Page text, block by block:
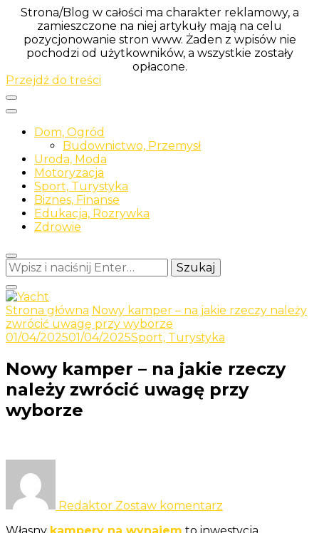
Strona/Blog w całości ma charakter reklamowy, a
zamieszczone na niej artykuły mają na celu
pozycjonowanie stron www. Żaden z wpisów nie
pochodzi od użytkowników, a wszystkie zostały
opłacone.
Przejdź do treści
Dom, Ogród
Budownictwo, Przemysł
Uroda, Moda
Motoryzacja
Sport, Turystyka
Biznes, Finanse
Edukacja, Rozrywka
Zdrowie
Szukasz
czegoś?
Yacht
Odkrywaj nowe i ciekawe informacje
Strona główna Nowy kamper – na jakie rzeczy należy
zwrócić uwagę przy wyborze
01/04/202501/04/2025Sport, Turystyka
Nowy kamper – na jakie rzeczy
należy zwrócić uwagę przy
wyborze
Redaktor Zostaw komentarz